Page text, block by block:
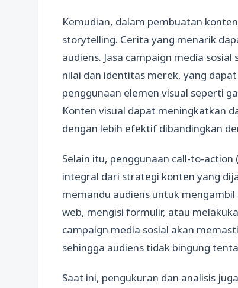
Kemudian, dalam pembuatan
storytelling. Cerita yang menarik
audiens. Jasa campaign media
nilai dan identitas merek, yang
penggunaan elemen visual seperti
Konten visual dapat meningkatkan
dengan lebih efektif dibandingkan
Selain itu, penggunaan call-to-
integral dari strategi konten yang
memandu audiens untuk
web, mengisi formulir, atau
campaign media sosial akan
sehingga audiens tidak bingung
Saat ini, pengukuran dan analisis